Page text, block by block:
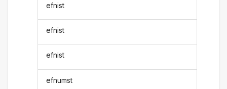
efnist
efnist
efnist
efnumst